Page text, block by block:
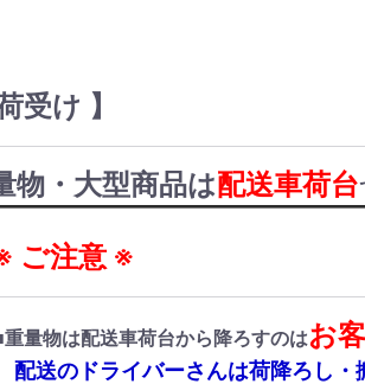
受け 】
物・大型商品は配送車荷台
ご注意 ※
重量物は配送車荷台から降ろすのはお
配送のドライバーさんは荷降ろし・